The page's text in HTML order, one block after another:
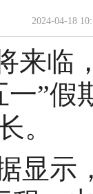
2024-04-18
来临
一”
。
显示